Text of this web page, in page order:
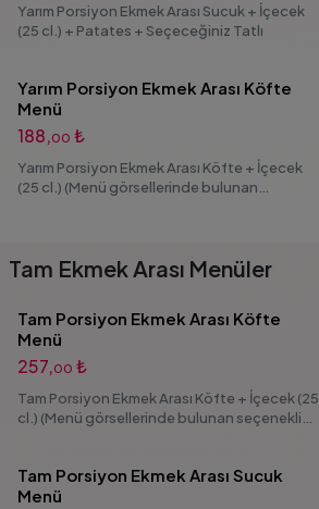
Yarım Porsiyon Ekmek Arası Sucuk + İçecek
(25 cl.) + Patates + Seçeceğiniz Tatlı
Yarım Porsiyon Ekmek Arası Köfte
Menü
188,00 ₺
Yarım Porsiyon Ekmek Arası Köfte + İçecek
(25 cl.) (Menü görsellerinde bulunan
Tam Ekmek Arası Menüler
Tam Porsiyon Ekmek Arası Köfte
Menü
257,00 ₺
Tam Porsiyon Ekmek Arası Köfte + İçecek (25
cl.) (Menü görsellerinde bulunan seçenekli
Tam Porsiyon Ekmek Arası Sucuk
Menü